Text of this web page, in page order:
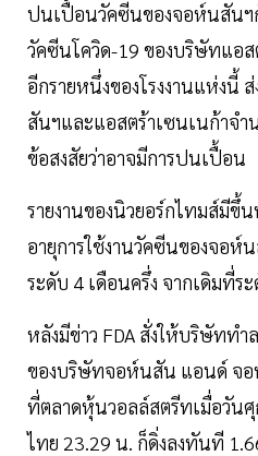
ปนเปื้อนวัคซีนของจอห์นสันฯ
วัคซีนโควิด-19 ของบริษัทแอ
อีกรายหนึ่งของโรงงานแห่งนี้
สันฯและแอสตร้าเซนเนก้าจำ
ข้อสงสัยว่าอาจมีการปนเปื้อน
รายงานของนิวยอร์กไทมส์มีขึ้
อายุการใช้งานวัคซีนของจอห์
ระดับ 4 เดือนครึ่ง จากเดิมที่ร
หลังมีข่าว FDA สั่งให้บริษัททำ
ของบริษัทจอห์นสัน แอนด์ จอ
ที่ตลาดหุ้นวอลล์สตรีทเมื่อวันศุ
ไทย 23.29 น. ก็ดิ่งลงทันที